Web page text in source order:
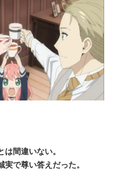
間違いない。
で尊い答えだった。